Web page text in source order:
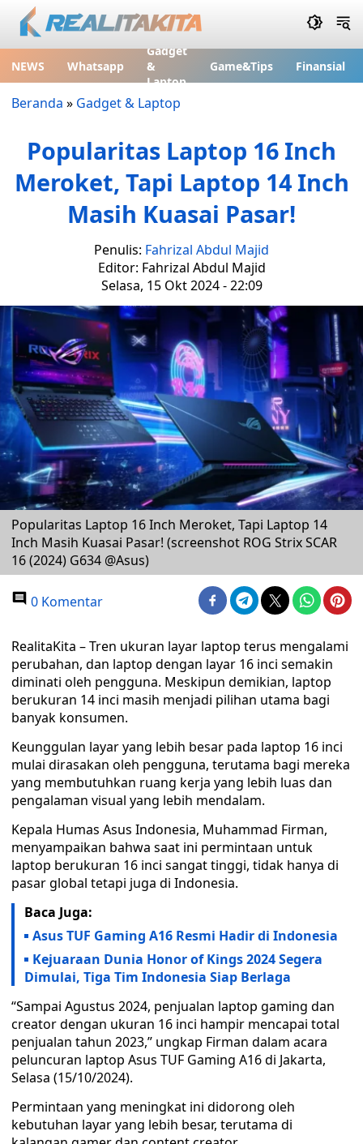
NEWS Whatsapp
Gadget
&
Laptop
Game&Tips Finansial
Beranda » Gadget & Laptop
Popularitas Laptop 16 Inch
Meroket, Tapi Laptop 14 Inch
Masih Kuasai Pasar!
Penulis: Fahrizal Abdul Majid
Editor: Fahrizal Abdul Majid
Selasa, 15 Okt 2024 - 22:09
Popularitas Laptop 16 Inch Meroket, Tapi Laptop 14
Inch Masih Kuasai Pasar! (screenshot ROG Strix SCAR
16 (2024) G634 @Asus)
0 Komentar
RealitaKita – Tren ukuran layar laptop terus mengalami
perubahan, dan laptop dengan layar 16 inci semakin
diminati oleh pengguna. Meskipun demikian, laptop
berukuran 14 inci masih menjadi pilihan utama bagi
banyak konsumen.
Keunggulan layar yang lebih besar pada laptop 16 inci
mulai dirasakan oleh pengguna, terutama bagi mereka
yang membutuhkan ruang kerja yang lebih luas dan
pengalaman visual yang lebih mendalam.
Kepala Humas Asus Indonesia, Muhammad Firman,
menyampaikan bahwa saat ini permintaan untuk
laptop berukuran 16 inci sangat tinggi, tidak hanya di
pasar global tetapi juga di Indonesia.
Baca Juga:
Asus TUF Gaming A16 Resmi Hadir di Indonesia
Kejuaraan Dunia Honor of Kings 2024 Segera
Dimulai, Tiga Tim Indonesia Siap Berlaga
“Sampai Agustus 2024, penjualan laptop gaming dan
creator dengan ukuran 16 inci hampir mencapai total
penjualan tahun 2023,” ungkap Firman dalam acara
peluncuran laptop Asus TUF Gaming A16 di Jakarta,
Selasa (15/10/2024).
Permintaan yang meningkat ini didorong oleh
kebutuhan layar yang lebih besar, terutama di